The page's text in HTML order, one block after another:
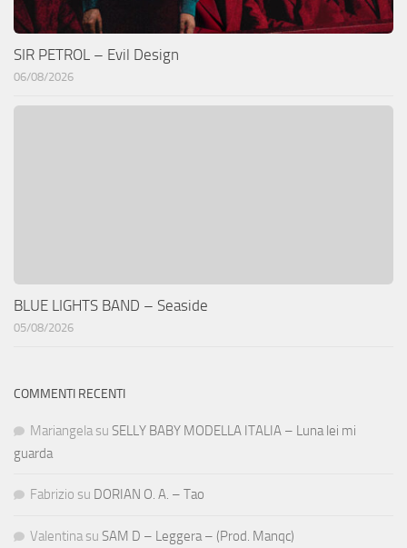
SIR PETROL – Evil Design
06/08/2026
BLUE LIGHTS BAND – Seaside
05/08/2026
COMMENTI RECENTI
Mariangela su SELLY BABY MODELLA ITALIA – Luna lei mi
guarda
Fabrizio su DORIAN O. A. – Tao
Valentina su SAM D – Leggera – (Prod. Manqc)